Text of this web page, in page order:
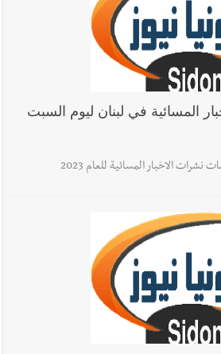
كل هذا الألم؟ وإلى متى تستمر هذه
والضمائر؟
ترامب يحذّر إيران من ضربة قوية...
عُمان مؤجّل ما دامت التهديدات مستمرّة
المسائية في لبنان ليوم السبت
نشرات الاخبار المسائية للعام 2023